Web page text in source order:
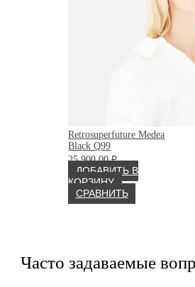
Retrosuperfuture Medea
Black Q99
25 900.00₽
ДОБАВИТЬ В
КОРЗИНУ
СРАВНИТЬ
Часто задаваемые